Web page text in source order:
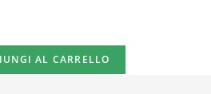
AL CARRELLO